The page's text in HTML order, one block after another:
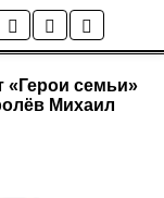
«Герои семьи»
Михаил